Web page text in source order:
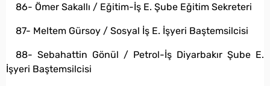
86- Ömer Sakallı / Eğitim-İş E. Şube Eğitim Sekreteri
87- Meltem Gürsoy / Sosyal İş E. İşyeri Baştemsilcisi
88- Sebahattin Gönül / Petrol-İş Diyarbakır Şube E.
İşyeri Baştemsilcisi